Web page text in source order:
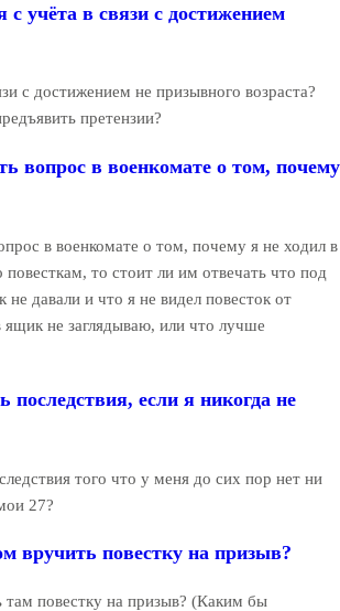
с учёта в связи с достижением
с достижением не призывного возраста?
претензии?
вопрос в военкомате о том, почему
в военкомате о том, почему я не ходил в
то стоит ли им отвечать что под
не давали и что я не видел повесток от
ящик не заглядываю, или что лучше
последствия, если я никогда не
того что у меня до сих пор нет ни
27?
вручить повестку на призыв?
повестку на призыв? (Каким бы